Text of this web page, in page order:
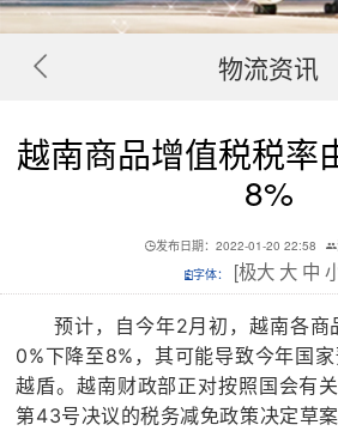
物流资讯
越南商品增值税税率
8%
发布日期：2022-01-20 22:58
字体：
[极大 大 中
预计，自今年2月初，越南各商
0%下降至8%，其可能导致今年国
越盾。越南财政部正对按照国会有
第43号决议的税务减免政策决定草案